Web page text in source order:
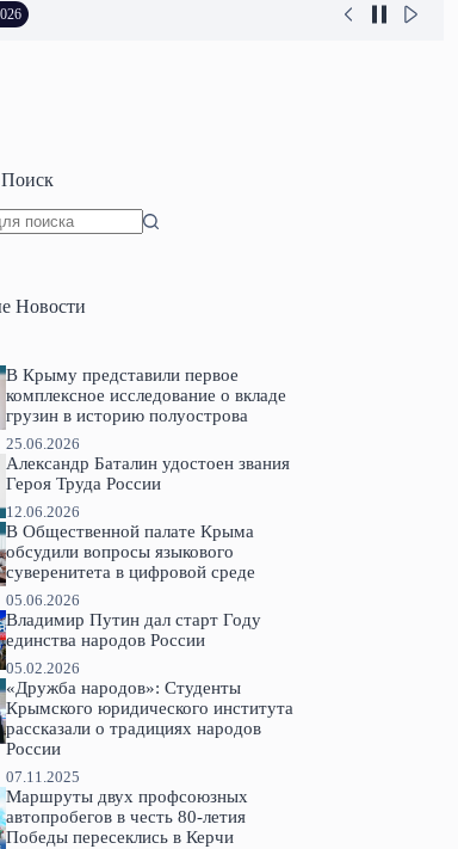
Новости
В Крыму представили первое
комплексное исследование о вкладе
грузин в историю полуострова
25.06.2026
Александр Баталин удостоен звания
Героя Труда России
12.06.2026
В Общественной палате Крыма
обсудили вопросы языкового
суверенитета в цифровой среде
05.06.2026
Владимир Путин дал старт Году
единства народов России
05.02.2026
«Дружба народов»: Студенты
Крымского юридического института
рассказали о традициях народов
России
07.11.2025
Маршруты двух профсоюзных
автопробегов в честь 80-летия
Победы пересеклись в Керчи